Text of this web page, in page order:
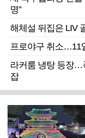
명”
해체설 뒤집은 LIV
프로야구 취소…11
라커룸 냉탕 등장…
잡